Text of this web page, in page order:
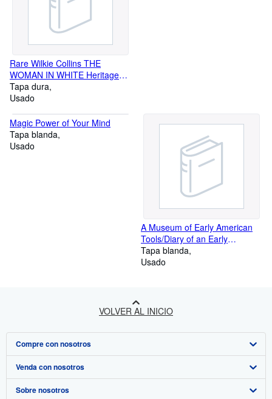
Rare Wilkie Collins THE
WOMAN IN WHITE Heritage
Press in Slipcase w/ Sandglass
c.1964 [Hardcover] unknown
Tapa dura
Usado
Magic Power of Your Mind
Tapa blanda
Usado
A Museum of Early American
Tools/Diary of an Early
American Boy/Our Vanishing
Landscape/A Reverence for
Tapa blanda
Usado
VOLVER AL INICIO
Compre con nosotros
Búsqueda avanzada
Colecciones
Venda con nosotros
Comenzar a vender
Sobre nosotros